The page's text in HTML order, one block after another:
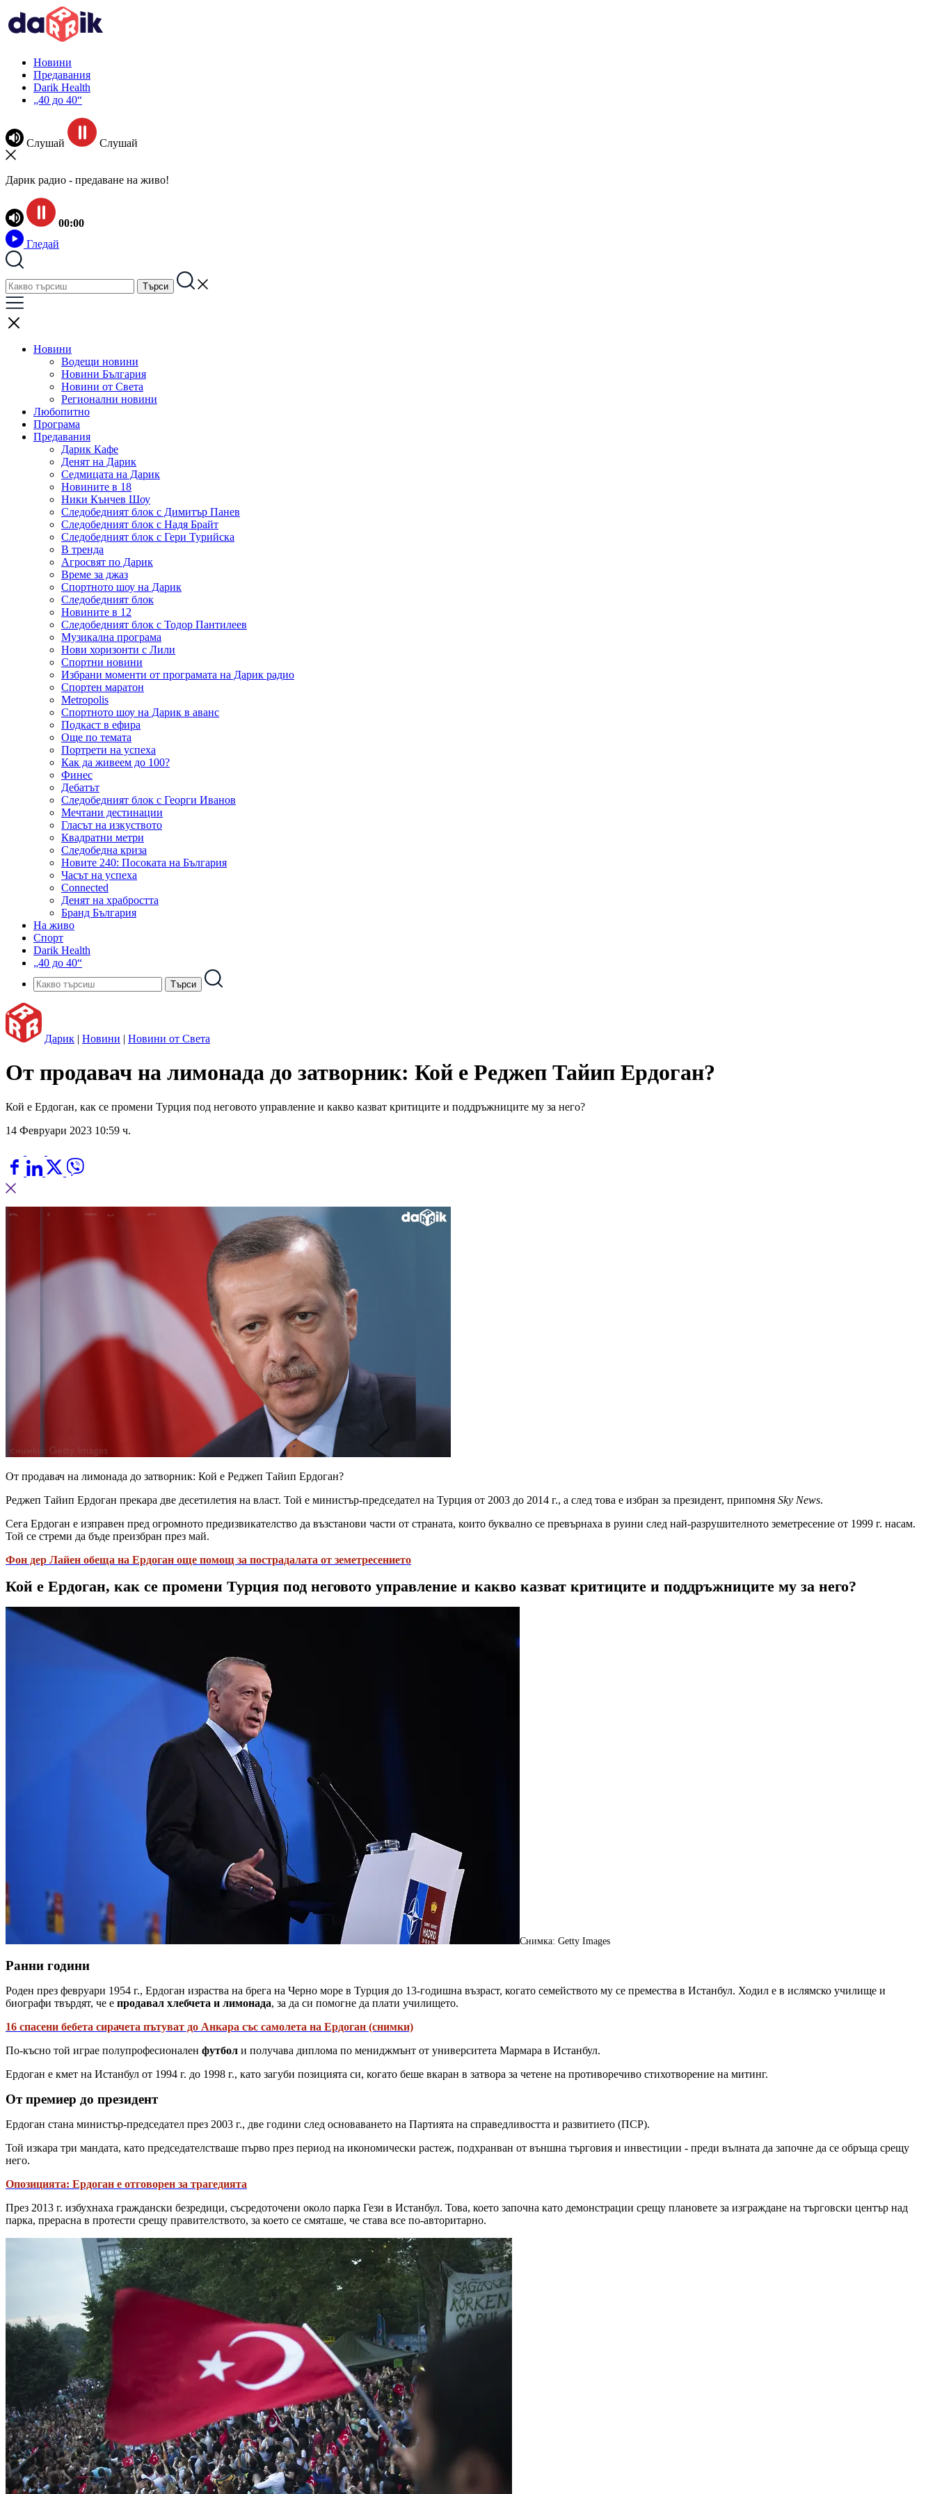
Новини
Предавания
Darik Health
„40 до 40“
Слушай Слушай
Дарик радио - предаване на живо!
00:00
Гледай
Новини
Водещи новини
Новини България
Новини от Света
Регионални новини
Любопитно
Програма
Предавания
Дарик Кафе
Денят на Дарик
Седмицата на Дарик
Новините в 18
Ники Кънчев Шоу
Следобедният блок с Димитър Панев
Следобедният блок с Надя Брайт
Следобедният блок с Гери Турийска
В тренда
Агросвят по Дарик
Време за джаз
Спортното шоу на Дарик
Следобедният блок
Новините в 12
Следобедният блок с Тодор Пантилеев
Музикална програма
Нови хоризонти с Лили
Спортни новини
Избрани моменти от програмата на Дарик радио
Спортен маратон
Metropolis
Спортното шоу на Дарик в аванс
Подкаст в ефира
Още по темата
Портрети на успеха
Как да живеем до 100?
Финес
Дебатът
Следобедният блок с Георги Иванов
Мечтани дестинации
Гласът на изкуството
Квадратни метри
Следобедна криза
Новите 240: Посоката на България
Часът на успеха
Connected
Денят на храбростта
Бранд България
На живо
Спорт
Darik Health
„40 до 40“
Дарик | Новини | Новини от Света
От продавач на лимонада до затворник: Кой е Реджеп Тайип Ердоган?
Кой е Ердоган, как се промени Турция под неговото управление и какво казват критиците и поддръжниците му за него?
14 Февруари 2023 10:59 ч.
От продавач на лимонада до затворник: Кой е Реджеп Тайип Ердоган?
Реджеп Тайип Ердоган прекара две десетилетия на власт. Той е министър-председател на Турция от 2003 до 2014 г., а след това е избран за президент, припомня Sky News.
Сега Ердоган е изправен пред огромното предизвикателство да възстанови части от страната, които буквално се превърнаха в руини след най-разрушителното земетресение от 1999 г. насам.
Той се стреми да бъде преизбран през май.
Фон дер Лайен обеща на Ердоган още помощ за пострадалата от земетресението
Кой е Ердоган, как се промени Турция под неговото управление и какво казват критиците и поддръжниците му за него?
Снимка: Getty Images
Ранни години
Роден през февруари 1954 г., Ердоган израства на брега на Черно море в Турция до 13-годишна възраст, когато семейството му се премества в Истанбул. Ходил е в ислямско училище и
биографи твърдят, че е продавал хлебчета и лимонада, за да си помогне да плати училището.
16 спасени бебета сирачета пътуват до Анкара със самолета на Ердоган (снимки)
По-късно той играе полупрофесионален футбол и получава диплома по мениджмънт от университета Мармара в Истанбул.
Ердоган е кмет на Истанбул от 1994 г. до 1998 г., като загуби позицията си, когато беше вкаран в затвора за четене на противоречиво стихотворение на митинг.
От премиер до президент
Ердоган стана министър-председател през 2003 г., две години след основаването на Партията на справедливостта и развитието (ПСР).
Той изкара три мандата, като председателстваше първо през период на икономически растеж, подхранван от външна търговия и инвестиции - преди вълната да започне да се обръща срещу
него.
Опозицията: Ердоган е отговорен за трагедията
През 2013 г. избухнаха граждански безредици, съсредоточени около парка Гези в Истанбул. Това, което започна като демонстрации срещу плановете за изграждане на търговски център над
парка, прерасна в протести срещу правителството, за което се смяташе, че става все по-авторитарно.